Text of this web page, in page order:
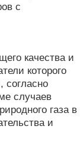
с
качества и
которого
согласно
случаев
газа в
и